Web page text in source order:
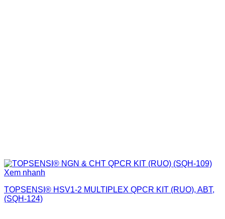
Xem nhanh
TOPSENSI® HSV1-2 MULTIPLEX QPCR KIT (RUO), ABT,
(SQH-124)